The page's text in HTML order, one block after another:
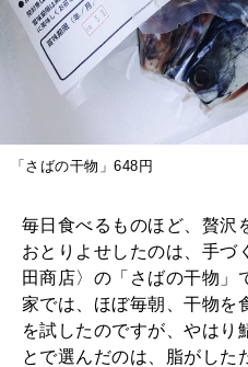
「さばの干物」648円
毎日食べるものほど、贅沢
おとりよせしたのは、手づ
田商店〉の「さばの干物」
家では、ほぼ毎朝、干物を
を試したのですが、やはり
とで選んだのは、脂がした